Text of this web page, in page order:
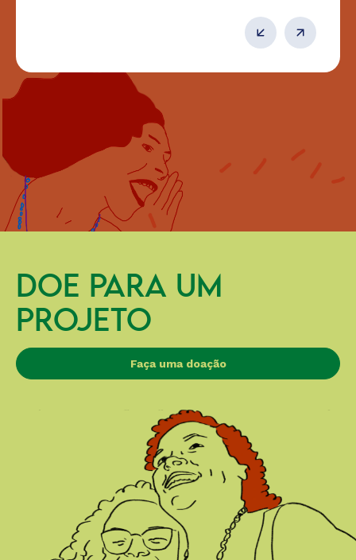
DOE PARA UM
PROJETO
Faça uma doação